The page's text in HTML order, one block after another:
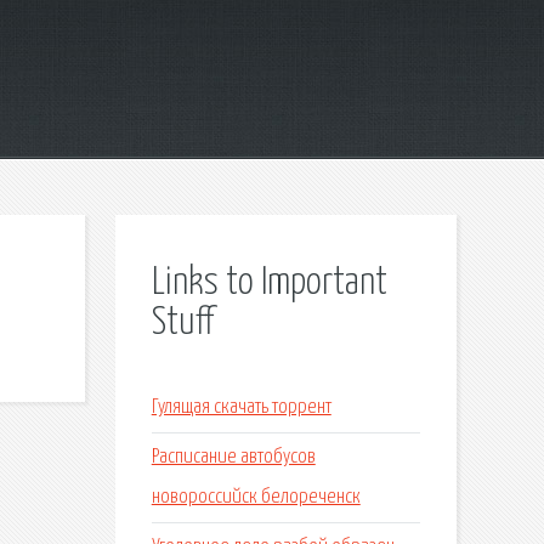
Links to Important
Stuff
Гулящая скачать торрент
Расписание автобусов
новороссийск белореченск